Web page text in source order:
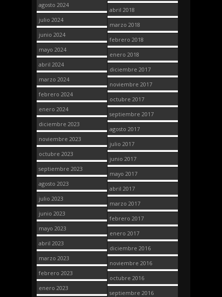
agosto 2024
julio 2024
junio 2024
mayo 2024
abril 2024
marzo 2024
febrero 2024
enero 2024
diciembre 2023
noviembre 2023
octubre 2023
septiembre 2023
agosto 2023
julio 2023
junio 2023
mayo 2023
abril 2023
marzo 2023
febrero 2023
enero 2023
abril 2018
marzo 2018
febrero 2018
enero 2018
diciembre 2017
noviembre 2017
octubre 2017
septiembre 2017
agosto 2017
julio 2017
junio 2017
mayo 2017
abril 2017
marzo 2017
febrero 2017
enero 2017
diciembre 2016
noviembre 2016
octubre 2016
septiembre 2016